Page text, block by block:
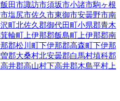
飯田市諏訪市須坂市小諸市駒ヶ根
塩尻市佐久市東御市安曇野市南
町北佐久郡御代田町小県郡青木
箕輪町 上伊那郡飯島町 上伊那郡南
郡松川町下伊那郡高森町下伊那
郡大桑村北安曇郡白馬村埴科郡
高井郡高山村下高井郡木島平村 上